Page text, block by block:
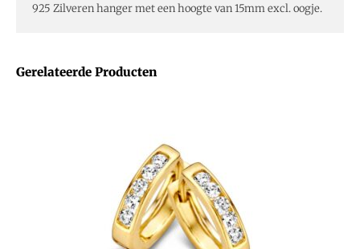
Gerelateerde Producten
925 Zilveren hanger met een hoogte van 15mm excl. oogje.